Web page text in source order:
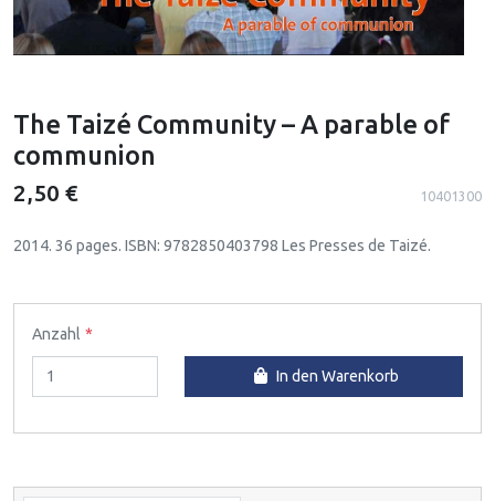
The Taizé Community – A parable of
communion
2,50 € 10401300
2014. 36 pages. ISBN: 9782850403798 Les Presses de Taizé.
Anzahl
In den Warenkorb